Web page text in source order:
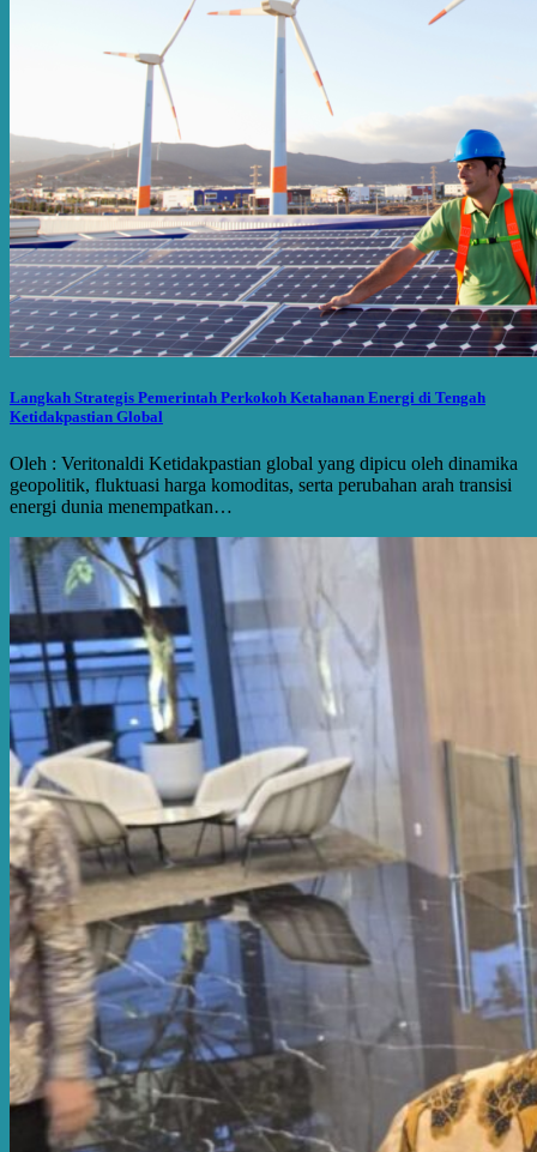
Langkah Strategis Pemerintah Perkokoh Ketahanan Energi di Tengah
Ketidakpastian Global
Oleh : Veritonaldi Ketidakpastian global yang dipicu oleh dinamika
geopolitik, fluktuasi harga komoditas, serta perubahan arah transisi
energi dunia menempatkan…